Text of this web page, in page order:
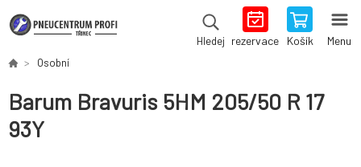
Hledej rezervace Košík Menu
Osobní
Barum Bravuris 5HM 205/50 R 17
93Y